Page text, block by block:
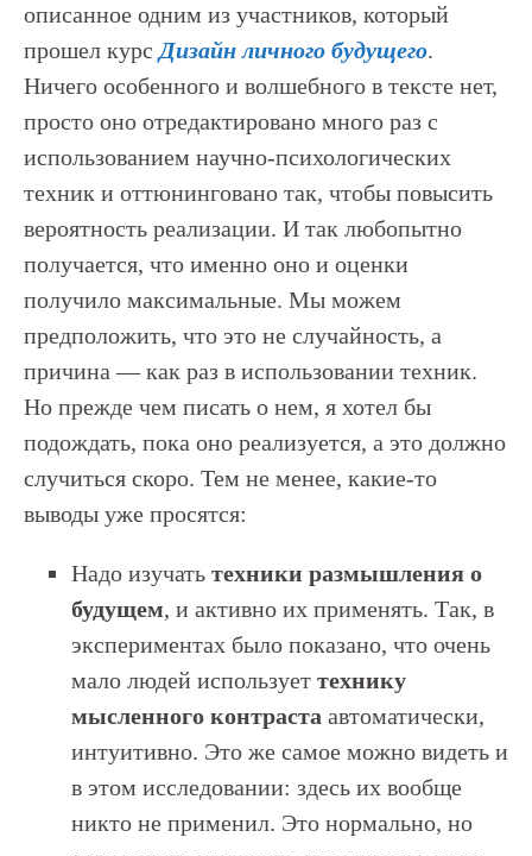
описанное одним из участников, который
прошел курс Дизайн личного будущего.
Ничего особенного и волшебного в тексте нет,
просто оно отредактировано много раз с
использованием научно-психологических
техник и оттюнинговано так, чтобы повысить
вероятность реализации. И так любопытно
получается, что именно оно и оценки
получило максимальные. Мы можем
предположить, что это не случайность, а
причина — как раз в использовании техник.
Но прежде чем писать о нем, я хотел бы
подождать, пока оно реализуется, а это должно
случиться скоро. Тем не менее, какие-то
выводы уже просятся:
Надо изучать техники размышления о
будущем, и активно их применять. Так, в
экспериментах было показано, что очень
мало людей использует технику
мысленного контраста автоматически,
интуитивно. Это же самое можно видеть и
в этом исследовании: здесь их вообще
никто не применил. Это нормально, но